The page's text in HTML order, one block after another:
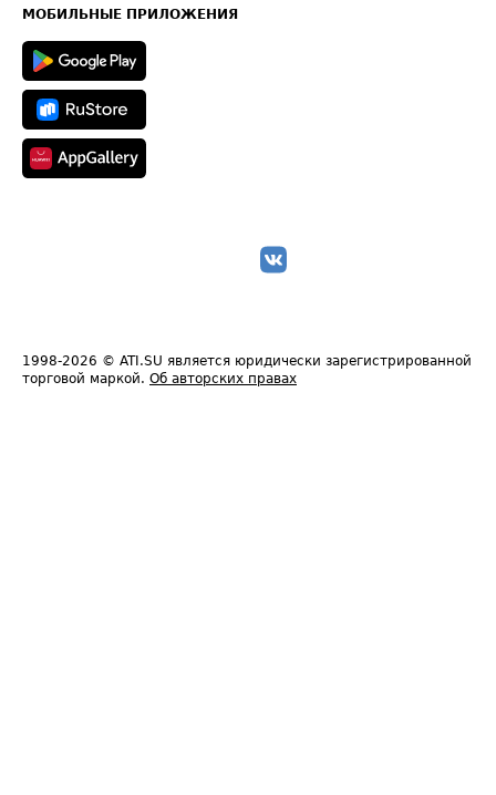
Техническая информация
МОБИЛЬНЫЕ ПРИЛОЖЕНИЯ
1998-2026 © ATI.SU является юридически зарегистрированной
торговой маркой. Об авторских правах